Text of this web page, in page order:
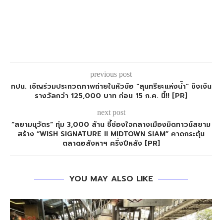
previous post
กปน. เชิญร่วมประกวดภาพถ่ายในหัวข้อ “สุนทรียะแห่งน้ำ” ชิงเงิน
รางวัลกว่า 125,000 บาท ก่อน 15 ก.ค. นี้!! [PR]
next post
“สยามนุวัตร” ทุ่ม 3,000 ล้าน ชี้ช่องใจกลางเมืองมิดทาวน์สยาม
สร้าง “WISH SIGNATURE II MIDTOWN SIAM” คาดกระตุ้น
ตลาดอสังหาฯ ครึ่งปีหลัง [PR]
YOU MAY ALSO LIKE